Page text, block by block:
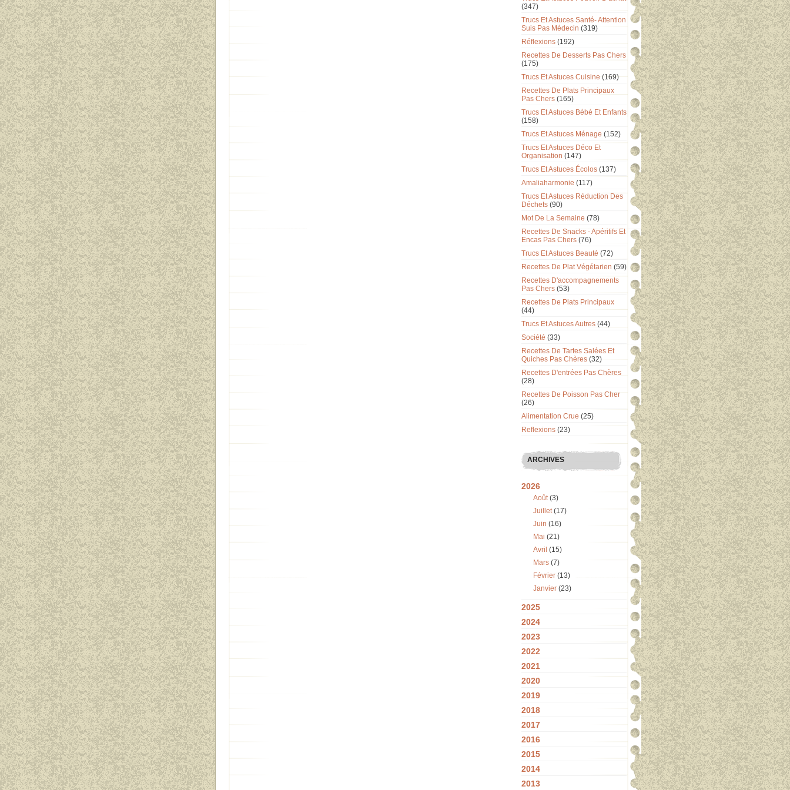
(347)
Trucs Et Astuces Santé- Attention
Suis Pas Médecin (319)
Réflexions (192)
Recettes De Desserts Pas Chers
(175)
Trucs Et Astuces Cuisine (169)
Recettes De Plats Principaux
Pas Chers (165)
Trucs Et Astuces Bébé Et Enfants
(158)
Trucs Et Astuces Ménage (152)
Trucs Et Astuces Déco Et
Organisation (147)
Trucs Et Astuces Écolos (137)
Amaliaharmonie (117)
Trucs Et Astuces Réduction Des
Déchets (90)
Mot De La Semaine (78)
Recettes De Snacks - Apéritifs Et
Encas Pas Chers (76)
Trucs Et Astuces Beauté (72)
Recettes De Plat Végétarien (59)
Recettes D'accompagnements
Pas Chers (53)
Recettes De Plats Principaux
(44)
Trucs Et Astuces Autres (44)
Société (33)
Recettes De Tartes Salées Et
Quiches Pas Chères (32)
Recettes D'entrées Pas Chères
(28)
Recettes De Poisson Pas Cher
(26)
Alimentation Crue (25)
Reflexions (23)
ARCHIVES
2026
Août(3)
Juillet(17)
Juin (16)
Mai (21)
Avril (15)
Mars (7)
Février (13)
Janvier (23)
2025
2024
2023
2022
2021
2020
2019
2018
2017
2016
2015
2014
2013